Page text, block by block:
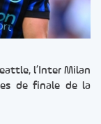
l’Inter Milan
de finale de la